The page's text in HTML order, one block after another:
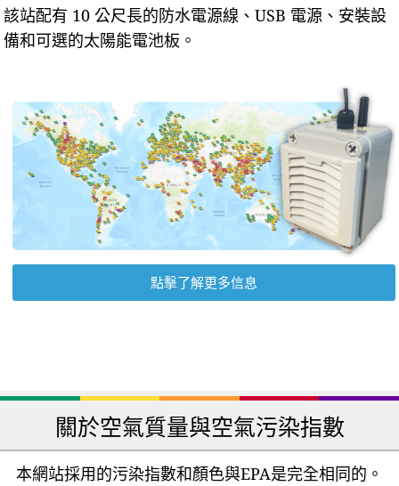
該站配有 10 公尺長的防水電源線、USB 電源、安裝設
備和可選的太陽能電池板。
點擊了解更多信息
關於空氣質量與空氣污染指數
本網站採用的污染指數和顏色與EPA是完全相同的。